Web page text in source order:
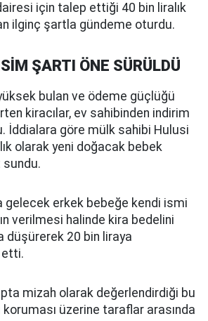
için talep ettiği 40 bin liralık
ilginç şartla gündeme oturdu.
ŞARTI ÖNE SÜRÜLDÜ
yüksek bulan ve ödeme güçlüğü
kiracılar, ev sahibinden indirim
İddialara göre mülk sahibi Hulusi
olarak yeni doğacak bebek
sundu.
gelecek erkek bebeğe kendi ismi
verilmesi halinde kira bedelini
düşürerek 20 bin liraya
etti.
mizah olarak değerlendirdiği bu
üzerine taraflar arasında